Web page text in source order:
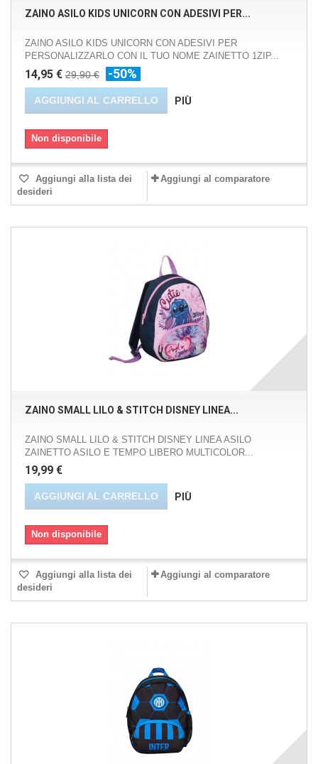
ZAINO ASILO KIDS UNICORN CON ADESIVI PER...
ZAINO ASILO KIDS UNICORN CON ADESIVI PER
PERSONALIZZARLO CON IL TUO NOME ZAINETTO 1ZIP...
14,95 € 29,90 € -50%
AGGIUNGI AL CARRELLO PIÙ
Non disponibile
Aggiungi alla lista dei
desideri
Aggiungi al comparatore
ZAINO SMALL LILO & STITCH DISNEY LINEA...
ZAINO SMALL LILO & STITCH DISNEY LINEA ASILO
ZAINETTO ASILO E TEMPO LIBERO MULTICOLOR...
19,99 €
AGGIUNGI AL CARRELLO PIÙ
Non disponibile
Aggiungi alla lista dei
desideri
Aggiungi al comparatore